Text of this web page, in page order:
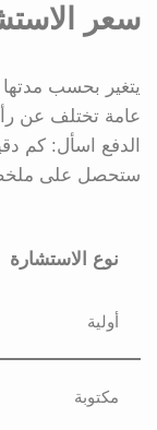
سعر
يتغير بحسب
عامة تختلف عن
الدفع اسأل: كم
ستحصل على
نوع الاستشارة
أولية
مكتوبة